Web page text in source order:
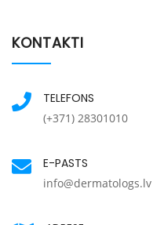
KONTAKTI
TELEFONS
(+371) 28301010
E-PASTS
info@dermatologs.lv